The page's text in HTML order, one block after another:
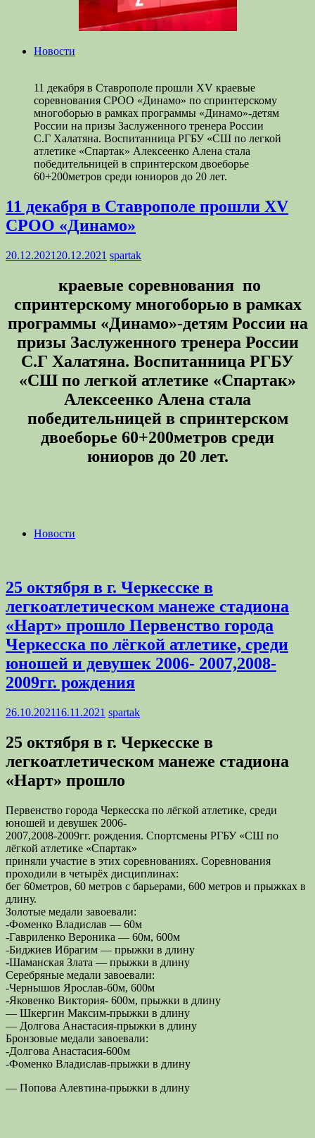
Новости
11 декабря в Ставрополе прошли XV краевые
соревнования СРОО «Динамо» по спринтерскому
многоборью в рамках программы «Динамо»-детям
России на призы Заслуженного тренера России
С.Г Халатяна. Воспитанница РГБУ «СШ по легкой
атлетике «Спартак» Алексеенко Алена стала
победительницей в спринтерском двоеборье
60+200метров среди юниоров до 20 лет.
11 декабря в Ставрополе прошли XV
СРОО «Динамо»
20.12.2021 20.12.2021 spartak
краевые соревнования по
спринтерскому многоборью в рамках
программы «Динамо»-детям России на
призы Заслуженного тренера России
С.Г Халатяна. Воспитанница РГБУ
«СШ по легкой атлетике «Спартак»
Алексеенко Алена стала
победительницей в спринтерском
двоеборье 60+200метров среди
юниоров до 20 лет.
Новости
25 октября в г. Черкесске в
легкоатлетическом манеже стадиона
«Нарт» прошло Первенство города
Черкесска по лёгкой атлетике, среди
юношей и девушек 2006- 2007,2008-
2009гг. рождения
26.10.202116.11.2021 spartak
25 октября в г. Черкесске в
легкоатлетическом манеже стадиона
«Нарт» прошло
Первенство города Черкесска по лёгкой атлетике, среди
юношей и девушек 2006-
2007,2008-2009гг. рождения. Спортсмены РГБУ «СШ по
лёгкой атлетике «Спартак»
приняли участие в этих соревнованиях. Соревнования
проходили в четырёх дисциплинах:
бег 60метров, 60 метров с барьерами, 600 метров и прыжках в
длину.
Золотые медали завоевали:
-Фоменко Владислав — 60м
-Гавриленко Вероника — 60м, 600м
-Биджиев Ибрагим — прыжки в длину
-Шаманская Злата — прыжки в длину
Серебряные медали завоевали:
-Чернышов Ярослав-60м, 600м
-Яковенко Виктория- 600м, прыжки в длину
— Шкергин Максим-прыжки в длину
— Долгова Анастасия-прыжки в длину
Бронзовые медали завоевали:
-Долгова Анастасия-600м
-Фоменко Владислав-прыжки в длину
— Попова Алевтина-прыжки в длину